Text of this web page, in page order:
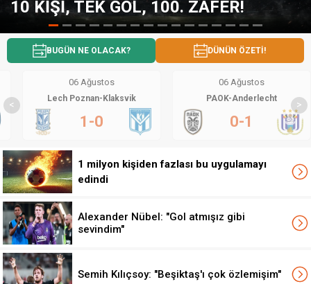
100. ZAFER! SALAH
BUGÜN NE OLACAK? DÜNÜN ÖZETİ!
<
06 Ağustos
Lech Poznan-Klaksvik
1-0
06 Ağustos
PAOK-Anderlecht
0-1
>
1 milyon kişiden fazlası bu uygulamayı
edindi
Alexander Nübel: "Gol atmışız gibi
sevindim"
Semih Kılıçsoy: "Beşiktaş'ı çok özlemişim"